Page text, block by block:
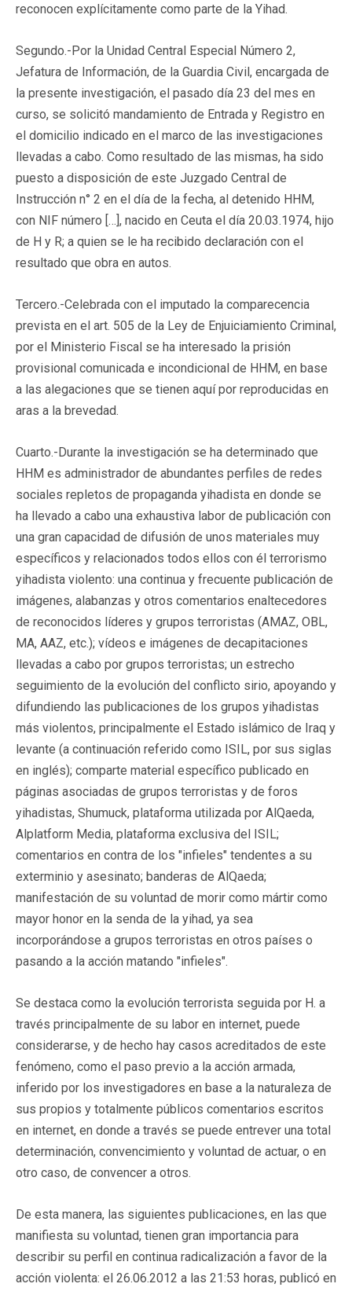
reconocen explícitamente como parte de la Yihad.
Segundo.-Por la Unidad Central Especial Número 2,
Jefatura de Información, de la Guardia Civil, encargada de
la presente investigación, el pasado día 23 del mes en
curso, se solicitó mandamiento de Entrada y Registro en
el domicilio indicado en el marco de las investigaciones
llevadas a cabo. Como resultado de las mismas, ha sido
puesto a disposición de este Juzgado Central de
Instrucción n° 2 en el día de la fecha, al detenido HHM,
con NIF número […], nacido en Ceuta el día 20.03.1974, hijo
de H y R; a quien se le ha recibido declaración con el
resultado que obra en autos.
Tercero.-Celebrada con el imputado la comparecencia
prevista en el art. 505 de la Ley de Enjuiciamiento Criminal,
por el Ministerio Fiscal se ha interesado la prisión
provisional comunicada e incondicional de HHM, en base
a las alegaciones que se tienen aquí por reproducidas en
aras a la brevedad.
Cuarto.-Durante la investigación se ha determinado que
HHM es administrador de abundantes perfiles de redes
sociales repletos de propaganda yihadista en donde se
ha llevado a cabo una exhaustiva labor de publicación con
una gran capacidad de difusión de unos materiales muy
específicos y relacionados todos ellos con él terrorismo
yihadista violento: una continua y frecuente publicación de
imágenes, alabanzas y otros comentarios enaltecedores
de reconocidos líderes y grupos terroristas (AMAZ, OBL,
MA, AAZ, etc.); vídeos e imágenes de decapitaciones
llevadas a cabo por grupos terroristas; un estrecho
seguimiento de la evolución del conflicto sirio, apoyando y
difundiendo las publicaciones de los grupos yihadistas
más violentos, principalmente el Estado islámico de Iraq y
levante (a continuación referido como ISIL, por sus siglas
en inglés); comparte material específico publicado en
páginas asociadas de grupos terroristas y de foros
yihadistas, Shumuck, plataforma utilizada por AlQaeda,
Alplatform Media, plataforma exclusiva del ISIL;
comentarios en contra de los "infieles" tendentes a su
exterminio y asesinato; banderas de AlQaeda;
manifestación de su voluntad de morir como mártir como
mayor honor en la senda de la yihad, ya sea
incorporándose a grupos terroristas en otros países o
pasando a la acción matando "infieles".
Se destaca como la evolución terrorista seguida por H. a
través principalmente de su labor en internet, puede
considerarse, y de hecho hay casos acreditados de este
fenómeno, como el paso previo a la acción armada,
inferido por los investigadores en base a la naturaleza de
sus propios y totalmente públicos comentarios escritos
en internet, en donde a través se puede entrever una total
determinación, convencimiento y voluntad de actuar, o en
otro caso, de convencer a otros.
De esta manera, las siguientes publicaciones, en las que
manifiesta su voluntad, tienen gran importancia para
describir su perfil en continua radicalización a favor de la
acción violenta: el 26.06.2012 a las 21:53 horas, publicó en